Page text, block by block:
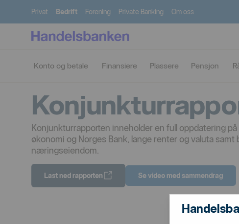
Privat Bedrift Forening Private Banking Om oss
Konto og betale Finansiere Plassere Pensjon
Konjunkturrapporten inneholder en full oppdatering
økonomi og Norges Bank, lange renter og valuta samt
næringseiendom.
Last ned rapporten Se video med sammendrag